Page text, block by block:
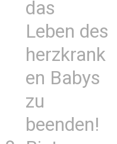
das
Leben des
herzkrank
en Babys
zu
beenden!